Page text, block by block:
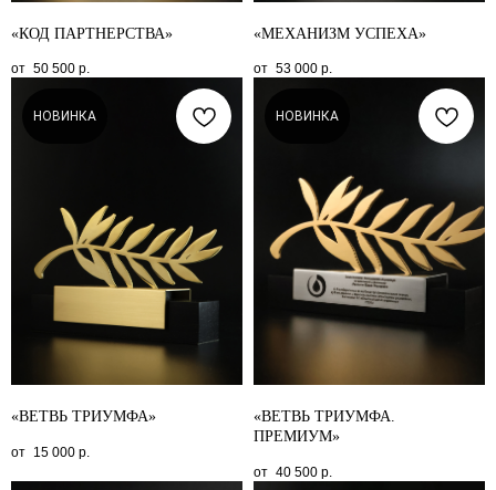
«КОД ПАРТНЕРСТВА»
50 500 р.
«МЕХАНИЗМ УСПЕХА»
53 000 р.
НОВИНКА
«ВЕТВЬ ТРИУМФА»
15 000 р.
НОВИНКА
«ВЕТВЬ ТРИУМФА.
ПРЕМИУМ»
40 500 р.